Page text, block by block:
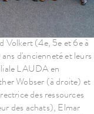
Volkert (4e, 5e et 6e à
d'ancienneté et leurs
LAUDA en
Wobser (à droite) et
des ressources
des achats), Elmar